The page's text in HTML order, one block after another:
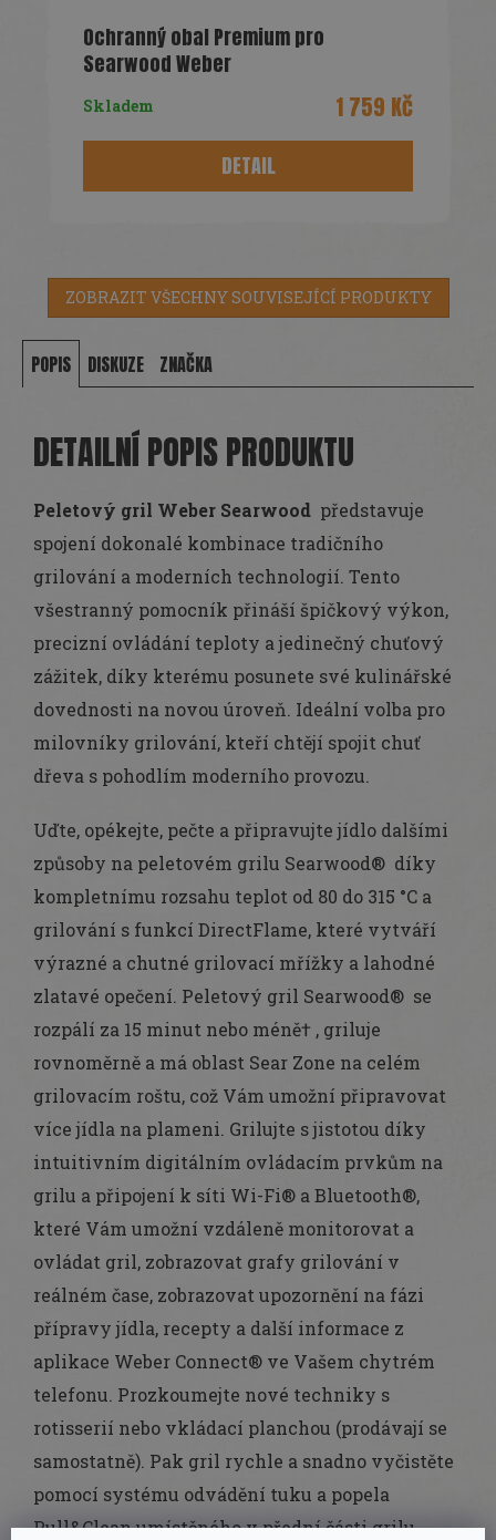
Ochranný obal Premium pro
Searwood Weber
Skladem 1 759 Kč
DETAIL
ZOBRAZIT VŠECHNY SOUVISEJÍCÍ PRODUKTY
POPIS DISKUZE ZNAČKA
DETAILNÍ POPIS PRODUKTU
Peletový gril Weber Searwood představuje
spojení dokonalé kombinace tradičního
grilování a moderních technologií. Tento
všestranný pomocník přináší špičkový výkon,
precizní ovládání teploty a jedinečný chuťový
zážitek, díky kterému posunete své kulinářské
dovednosti na novou úroveň. Ideální volba pro
milovníky grilování, kteří chtějí spojit chuť
dřeva s pohodlím moderního provozu.
Uďte, opékejte, pečte a připravujte jídlo dalšími
způsoby na peletovém grilu Searwood® díky
kompletnímu rozsahu teplot od 80 do 315 °C a
grilování s funkcí DirectFlame, které vytváří
výrazné a chutné grilovací mřížky a lahodné
zlatavé opečení. Peletový gril Searwood® se
rozpálí za 15 minut nebo méně† , griluje
rovnoměrně a má oblast Sear Zone na celém
grilovacím roštu, což Vám umožní připravovat
více jídla na plameni. Grilujte s jistotou díky
intuitivním digitálním ovládacím prvkům na
grilu a připojení k síti Wi-Fi® a Bluetooth®,
které Vám umožní vzdáleně monitorovat a
ovládat gril, zobrazovat grafy grilování v
reálném čase, zobrazovat upozornění na fázi
přípravy jídla, recepty a další informace z
aplikace Weber Connect® ve Vašem chytrém
telefonu. Prozkoumejte nové techniky s
rotisserií nebo vkládací planchou (prodávají se
samostatně). Pak gril rychle a snadno vyčistěte
pomocí systému odvádění tuku a popela
Pull&Clean umístěného v přední části grilu.